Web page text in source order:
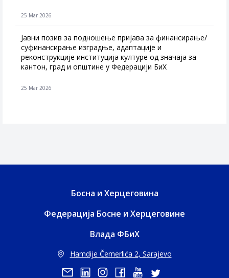
25 Mar 2026
Јавни позив за подношење пријава за финансирање/
суфинансирање изградње, адаптације и
реконструкције институција културе од значаја за
кантон, град и општине у Федерацији БиХ
25 Mar 2026
Босна и Херцеговина
Федерација Босне и Херцеговине
Влада ФБиХ
Hamdije Čemerlića 2, Sarajevo